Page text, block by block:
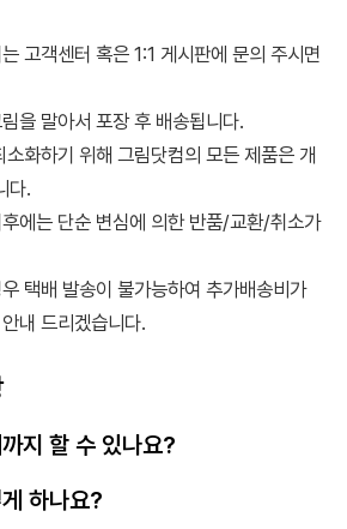
고객센터 혹은 1:1 게시판에 문의 주시면
을 말아서 포장 후 배송됩니다.
소화하기 위해 그림닷컴의 모든 제품은 개
다.
에는 단순 변심에 의한 반품/교환/취소가
택배 발송이 불가능하여 추가배송비가
내 드리겠습니다.
지 할 수 있나요?
하나요?